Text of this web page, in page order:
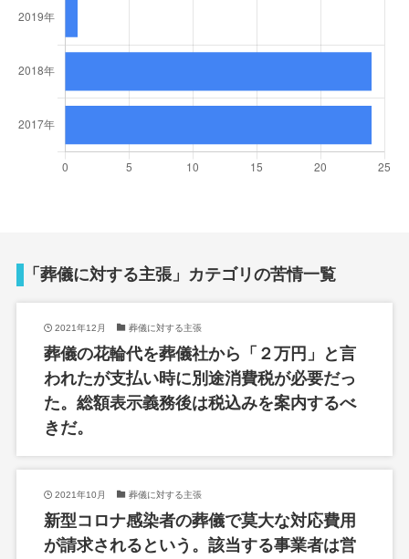
「葬儀に対する主張」カテゴリの苦情一覧
2021年12月 葬儀に対する主張
葬儀の花輪代を葬儀社から「２万円」と言
われたが支払い時に別途消費税が必要だっ
た。総額表示義務後は税込みを案内するべ
きだ。
2021年10月 葬儀に対する主張
新型コロナ感染者の葬儀で莫大な対応費用
が請求されるという。該当する事業者は営